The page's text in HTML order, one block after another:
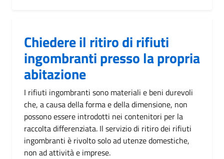
Chiedere il ritiro di rifiuti
ingombranti presso la propria
abitazione
I rifiuti ingombranti sono materiali e beni durevoli
che, a causa della forma e della dimensione, non
possono essere introdotti nei contenitori per la
raccolta differenziata. Il servizio di ritiro dei rifiuti
ingombranti è rivolto solo ad utenze domestiche,
non ad attività e imprese.